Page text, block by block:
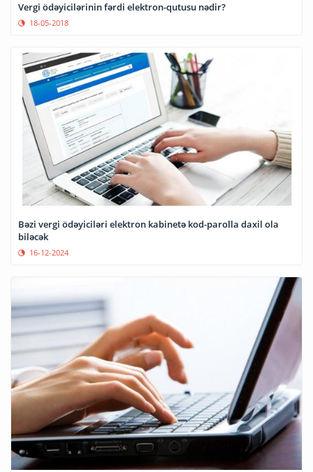
Vergi ödəyicilərinin fərdi elektron-qutusu nədir?
18-05-2018
Bəzi vergi ödəyiciləri elektron kabinetə kod-parolla daxil ola
biləcək
16-12-2024